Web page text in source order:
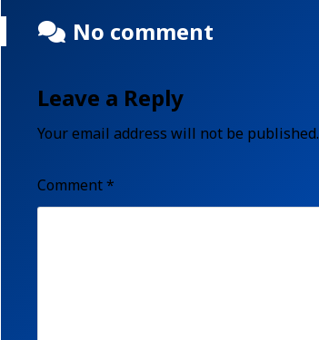
No comment
Leave a Reply
Your email address will not be published.
Comment*